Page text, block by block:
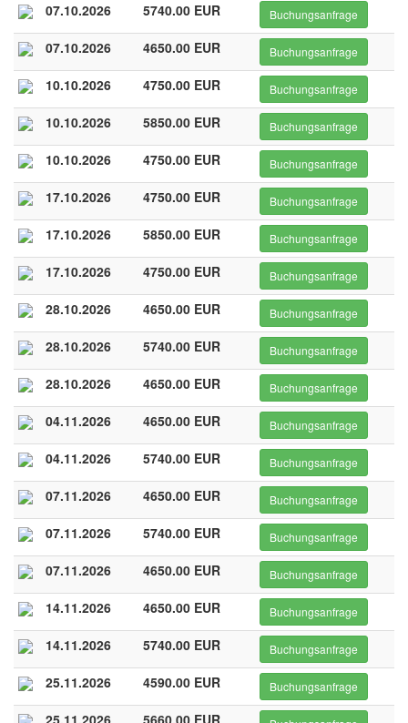
07.10.2026 5740.00 EUR Buchungsanfrage
07.10.2026 4650.00 EUR Buchungsanfrage
10.10.2026 4750.00 EUR Buchungsanfrage
10.10.2026 5850.00 EUR Buchungsanfrage
10.10.2026 4750.00 EUR Buchungsanfrage
17.10.2026 4750.00 EUR Buchungsanfrage
17.10.2026 5850.00 EUR Buchungsanfrage
17.10.2026 4750.00 EUR Buchungsanfrage
28.10.2026 4650.00 EUR Buchungsanfrage
28.10.2026 5740.00 EUR Buchungsanfrage
28.10.2026 4650.00 EUR Buchungsanfrage
04.11.2026 4650.00 EUR Buchungsanfrage
04.11.2026 5740.00 EUR Buchungsanfrage
07.11.2026 4650.00 EUR Buchungsanfrage
07.11.2026 5740.00 EUR Buchungsanfrage
07.11.2026 4650.00 EUR Buchungsanfrage
14.11.2026 4650.00 EUR Buchungsanfrage
14.11.2026 5740.00 EUR Buchungsanfrage
25.11.2026 4590.00 EUR Buchungsanfrage